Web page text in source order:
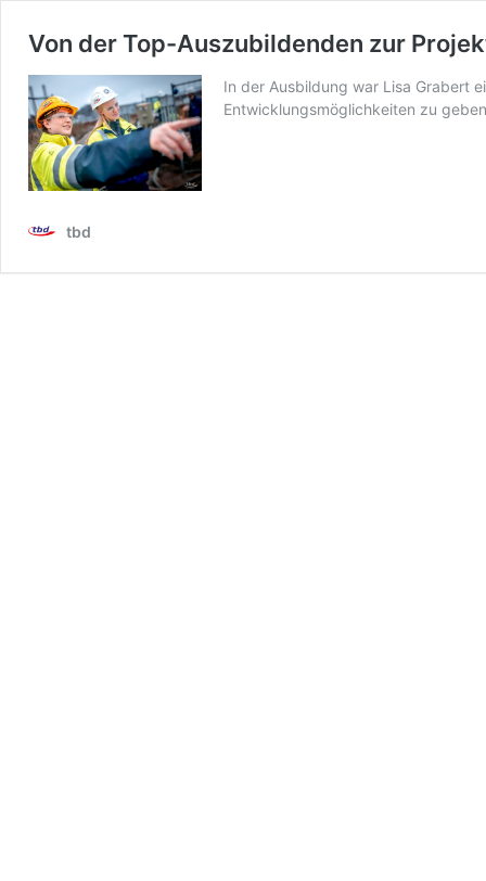
Von der Top-Auszubildenden zur
In der Ausbildung war Lisa Grabert
Entwicklungsmöglichkeiten zu
tbd